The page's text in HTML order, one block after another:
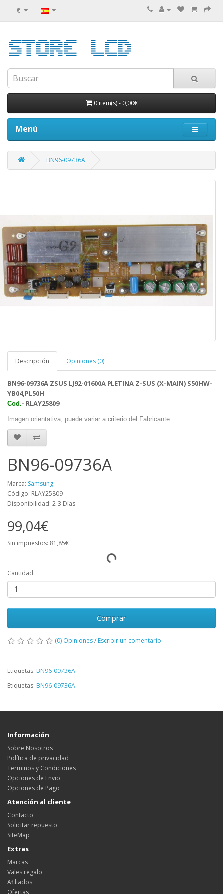
€
0 item(s)- 0,00€
Menú
BN96-09736A
Descripción Opiniones (0)
BN96-09736A ZSUS LJ92-01600A PLETINA Z-SUS (X-MAIN) S50HW-
YB04,PL50H
Cod.- RLAY25809
Imagen orientativa, puede variar a criterio del Fabricante
BN96-09736A
Marca: Samsung
Código: RLAY25809
Disponibilidad: 2-3 Días
99,04€
Sin impuestos: 81,85€
Cantidad:
Comprar
(0) Opiniones/ Escribir un comentario
Etiquetas: BN96-09736A
Etiquetas: BN96-09736A
Información
Sobre Nosotros
Política de privacidad
Terminos y Condiciones
Opciones de Envio
Opciones de Pago
Atención al cliente
Contacto
Solicitar repuesto
SiteMap
Extras
Marcas
Vales regalo
Afiliados
Ofertas